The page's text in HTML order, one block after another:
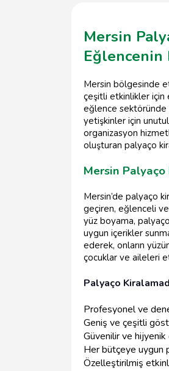
Mersin
Eğlencenin
Mersin bölgesinde
çeşitli etkinlikler için
eğlence sektöründe
yetişkinler için
organizasyon
oluşturan palyaço
Mersin
Mersin’de palyaço
geçiren, eğlenceli
yüz boyama,
uygun içerikler
ederek, onların
çocuklar ve aileleri
Palyaço
Profesyonel ve
Geniş ve çeşitli
Güvenilir ve hijyenik
Her bütçeye uygun
Özelleştirilmiş